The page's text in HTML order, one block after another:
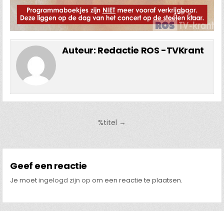
Auteur: Redactie ROS -TVKrant
%titel →
Geef een reactie
Je moetingelogd zijn op om een reactie te plaatsen.